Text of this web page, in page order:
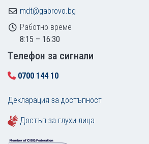
mdt@gabrovo.bg
Работно време
8:15 – 16:30
Tелефон за сигнали
0700 144 10
Декларация за достъпност
Достъп за глухи лица